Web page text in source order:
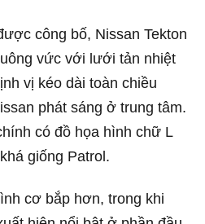
công bố, Nissan Tekton
vức với lưới tản nhiệt
vị kéo dài toàn chiều
phát sáng ở trung tâm.
có đồ họa hình chữ L
giống Patrol.
cơ bắp hơn, trong khi